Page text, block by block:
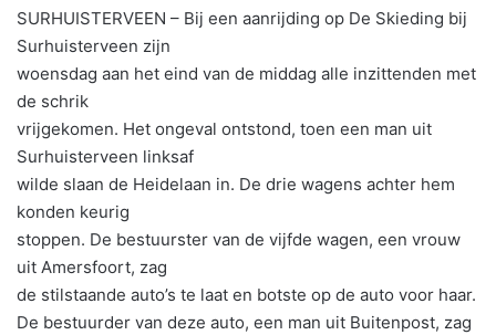
SURHUISTERVEEN – Bij een aanrijding op De Skieding bij
Surhuisterveen zijn
woensdag aan het eind van de middag alle inzittenden met
de schrik
vrijgekomen. Het ongeval ontstond, toen een man uit
Surhuisterveen linksaf
wilde slaan de Heidelaan in. De drie wagens achter hem
konden keurig
stoppen. De bestuurster van de vijfde wagen, een vrouw
uit Amersfoort, zag
de stilstaande auto’s te laat en botste op de auto voor haar.
De bestuurder van deze auto, een man uit Buitenpost, zag